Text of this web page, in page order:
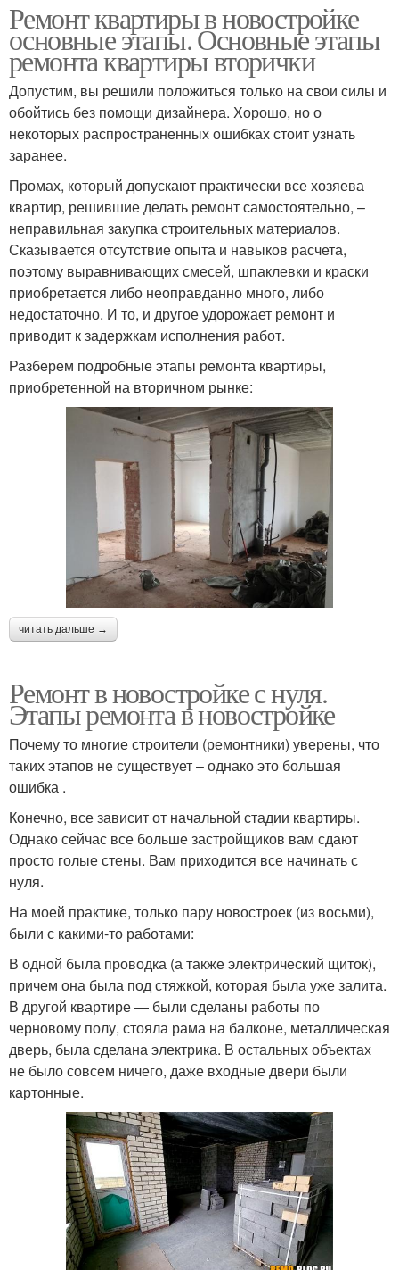
Ремонт квартиры в новостройке
основные этапы. Основные этапы
ремонта квартиры вторички
Допустим, вы решили положиться только на свои силы и
обойтись без помощи дизайнера. Хорошо, но о
некоторых распространенных ошибках стоит узнать
заранее.
Промах, который допускают практически все хозяева
квартир, решившие делать ремонт самостоятельно, –
неправильная закупка строительных материалов.
Сказывается отсутствие опыта и навыков расчета,
поэтому выравнивающих смесей, шпаклевки и краски
приобретается либо неоправданно много, либо
недостаточно. И то, и другое удорожает ремонт и
приводит к задержкам исполнения работ.
Разберем подробные этапы ремонта квартиры,
приобретенной на вторичном рынке:
читать дальше →
Ремонт в новостройке с нуля.
Этапы ремонта в новостройке
Почему то многие строители (ремонтники) уверены, что
таких этапов не существует – однако это большая
ошибка .
Конечно, все зависит от начальной стадии квартиры.
Однако сейчас все больше застройщиков вам сдают
просто голые стены. Вам приходится все начинать с
нуля.
На моей практике, только пару новостроек (из восьми),
были с какими-то работами:
В одной была проводка (а также электрический щиток),
причем она была под стяжкой, которая была уже залита.
В другой квартире — были сделаны работы по
черновому полу, стояла рама на балконе, металлическая
дверь, была сделана электрика. В остальных объектах
не было совсем ничего, даже входные двери были
картонные.